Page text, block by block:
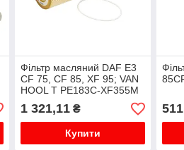
Фільтр масляний DAF E3
CF 75, CF 85, XF 95; VAN
HOOL T PE183C-XF355M
01.01-
1 321,11₴
Купити